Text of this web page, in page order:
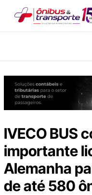
IVECO BUS
importante
Alemanha
de até 580